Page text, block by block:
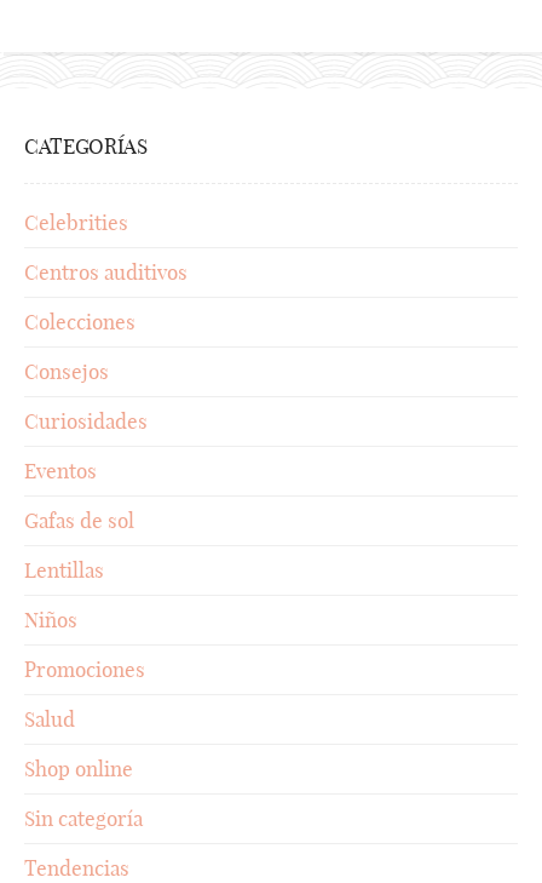
CATEGORÍAS
Celebrities
Centros auditivos
Colecciones
Consejos
Curiosidades
Eventos
Gafas de sol
Lentillas
Niños
Promociones
Salud
Shop online
Sin categoría
Tendencias